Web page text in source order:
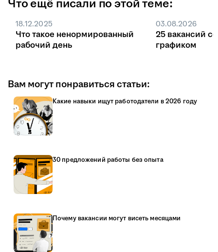
компания или ИП, а договор заключают в
любой момент обучения.
Что ещё писали по этой теме:
18.12.2025
Что такое ненормированный
рабочий день
03.08.2026
25 вакансий
графиком
Вам могут понравиться статьи:
Какие навыки ищут работодатели в 2026 году
30 предложений работы без опыта
Почему вакансии могут висеть месяцами